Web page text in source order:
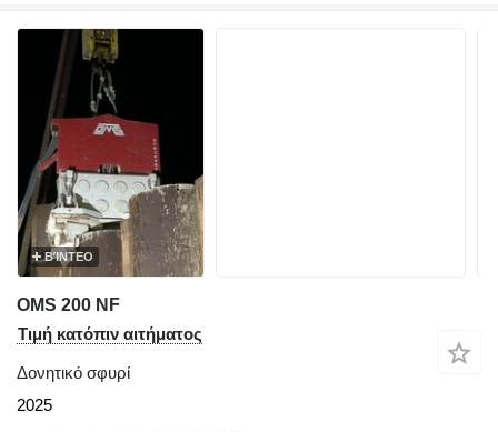
ΒΊΝΤΕΟ
OMS 200 NF
Τιμή κατόπιν αιτήματος
Δονητικό σφυρί
2025